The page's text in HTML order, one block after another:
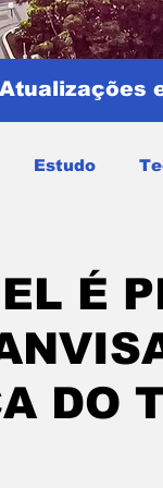
Atualizações
Estudo
2026
Região
É
DO